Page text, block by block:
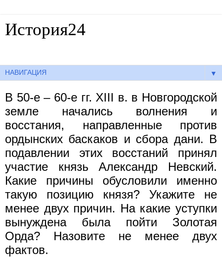
История24
▼
В 50-е – 60-е гг. XIII в. в Новгородской
земле начались волнения и
восстания, направленные против
ордынских баскаков и сбора дани. В
подавлении этих восстаний принял
участие князь Александр Невский.
Какие причины обусловили именно
такую позицию князя? Укажите не
менее двух причин. На какие уступки
вынуждена была пойти Золотая
Орда? Назовите не менее двух
фактов.